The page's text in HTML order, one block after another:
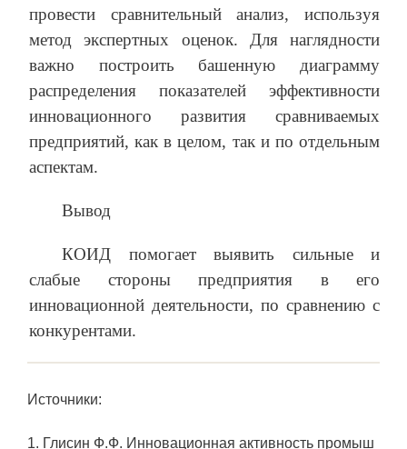
провести сравнительный анализ, используя
метод экспертных оценок. Для наглядности
важно построить башенную диаграмму
распределения показателей эффективности
инновационного развития сравниваемых
предприятий, как в целом, так и по отдельным
аспектам.
Вывод
КОИД помогает выявить сильные и
слабые стороны предприятия в его
инновационной деятельности, по сравнению с
конкурентами.
Источники:
1. Глисин Ф.Ф. Инновационная активность промыш